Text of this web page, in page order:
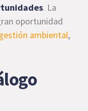
. La
oportunidad
ambiental,